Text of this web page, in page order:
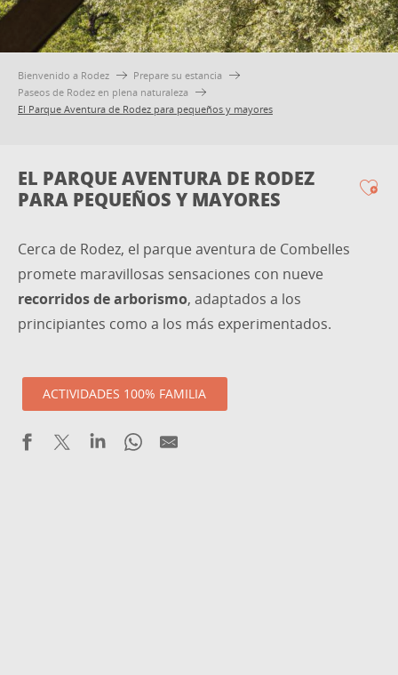
Bienvenido a Rodez
Prepare su estancia
Paseos de Rodez en plena naturaleza
El Parque Aventura de Rodez para pequeños y mayores
EL PARQUE AVENTURA DE RODEZ
PARA PEQUEÑOS Y MAYORES
Cerca de Rodez, el parque aventura de Combelles
promete maravillosas sensaciones con nueve
recorridos de arborismo, adaptados a los
principiantes como a los más experimentados.
ACTIVIDADES 100% FAMILIA